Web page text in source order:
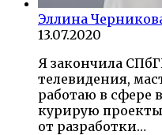
Эллина
13.07.2020
Я закончила
телевидения,
работаю в сфере
курирую проекты
от разработки…